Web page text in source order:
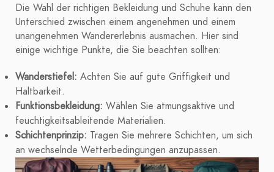
Die Wahl der richtigen Bekleidung und Schuhe kann den
Unterschied zwischen einem angenehmen und einem
unangenehmen Wandererlebnis ausmachen. Hier sind
einige wichtige Punkte, die Sie beachten sollten:
Wanderstiefel: Achten Sie auf gute Griffigkeit und
Haltbarkeit.
Funktionsbekleidung: Wählen Sie atmungsaktive und
feuchtigkeitsableitende Materialien.
Schichtenprinzip: Tragen Sie mehrere Schichten, um sich
an wechselnde Wetterbedingungen anzupassen.